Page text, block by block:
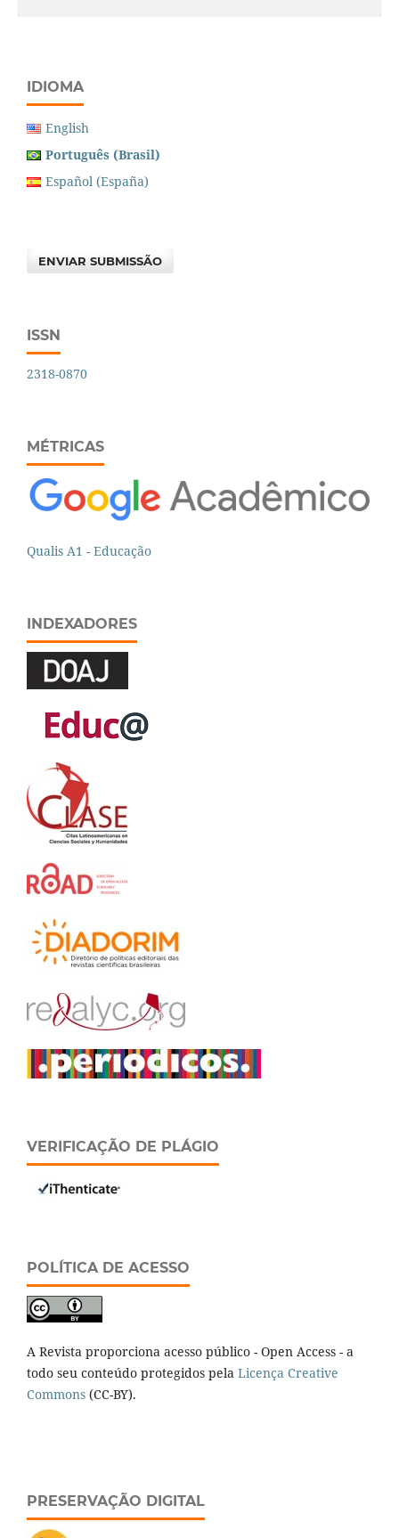
IDIOMA
English
Português (Brasil)
Español (España)
ENVIAR SUBMISSÃO
ISSN
2318-0870
MÉTRICAS
Qualis A1 - Educação
INDEXADORES
VERIFICAÇÃO DE PLÁGIO
POLÍTICA DE ACESSO
A Revista proporciona acesso público - Open Access - a
todo seu conteúdo protegidos pela Licença Creative
Commons (CC-BY).
PRESERVAÇÃO DIGITAL